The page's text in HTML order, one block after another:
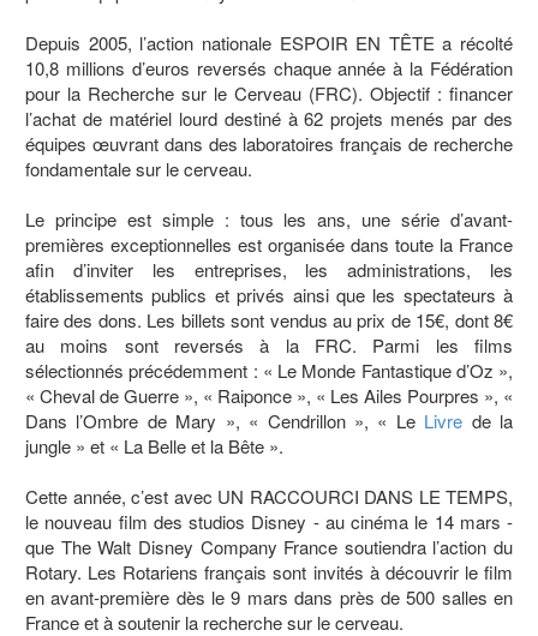
Depuis 2005, l’action nationale ESPOIR EN TÊTE a récolté
10,8 millions d’euros reversés chaque année à la Fédération
pour la Recherche sur le Cerveau (FRC). Objectif : financer
l’achat de matériel lourd destiné à 62 projets menés par des
équipes œuvrant dans des laboratoires français de recherche
fondamentale sur le cerveau.
Le principe est simple : tous les ans, une série d’avant-
premières exceptionnelles est organisée dans toute la France
afin d’inviter les entreprises, les administrations, les
établissements publics et privés ainsi que les spectateurs à
faire des dons. Les billets sont vendus au prix de 15€, dont 8€
au moins sont reversés à la FRC. Parmi les films
sélectionnés précédemment : « Le Monde Fantastique d’Oz »,
« Cheval de Guerre », « Raiponce », « Les Ailes Pourpres », «
Dans l’Ombre de Mary », « Cendrillon », « Le Livre de la
jungle » et « La Belle et la Bête ».
Cette année, c’est avec UN RACCOURCI DANS LE TEMPS,
le nouveau film des studios Disney - au cinéma le 14 mars -
que The Walt Disney Company France soutiendra l’action du
Rotary. Les Rotariens français sont invités à découvrir le film
en avant-première dès le 9 mars dans près de 500 salles en
France et à soutenir la recherche sur le cerveau.